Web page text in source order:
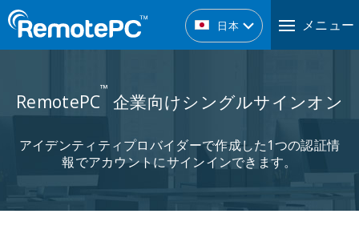
日本 メニュー
RemotePC
™
企業向けシングルサインオン
アイデンティティプロバイダーで作成した1つの認証情
報でアカウントにサインインできます。